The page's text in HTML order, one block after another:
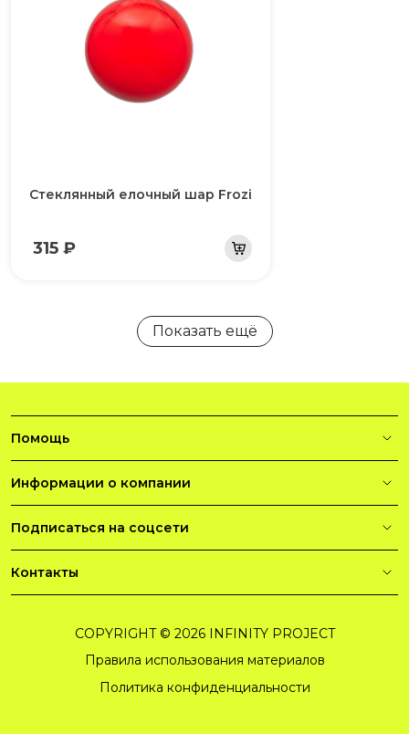
Стеклянный елочный шар Frozi
315 ₽
Показать ещё
Помощь
Информации о компании
Подписаться на соцсети
Контакты
COPYRIGHT © 2026 INFINITY PROJECT
Правила использования материалов
Политика конфиденциальности